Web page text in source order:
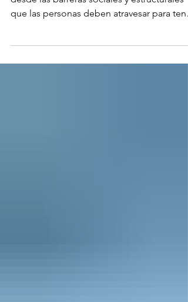
La dsicapacidad se analiza actualmente
desde las barreras sociales y estructurales
igual acceso a sus derechos